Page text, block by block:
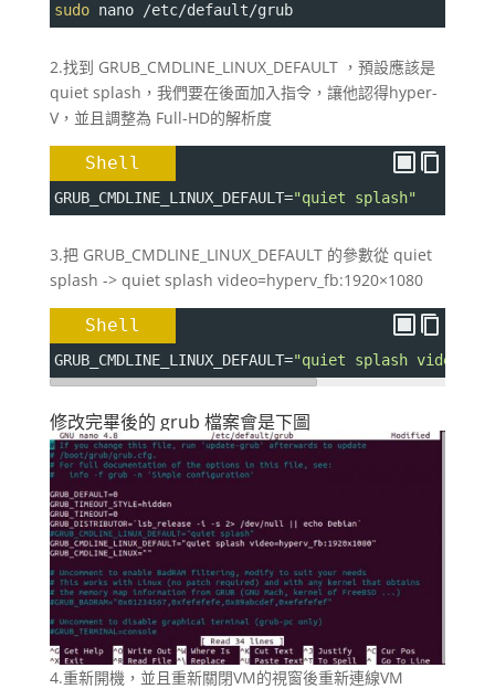
sudo nano /etc/default/grub
2.找到 GRUB_CMDLINE_LINUX_DEFAULT ，預設應該是
quiet splash，我們要在後面加入指令，讓他認得hyper-
V，並且調整為 Full-HD的解析度
Shell
GRUB_CMDLINE_LINUX_DEFAULT="quiet splash"
3.把 GRUB_CMDLINE_LINUX_DEFAULT 的參數從 quiet
splash -> quiet splash video=hyperv_fb:1920×1080
Shell
GRUB_CMDLINE_LINUX_DEFAULT="quiet splash
修改完畢後的 grub 檔案會是下圖
4.重新開機，並且重新關閉VM的視窗後重新連線VM